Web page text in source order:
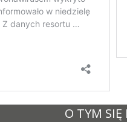
O TYM SIĘ